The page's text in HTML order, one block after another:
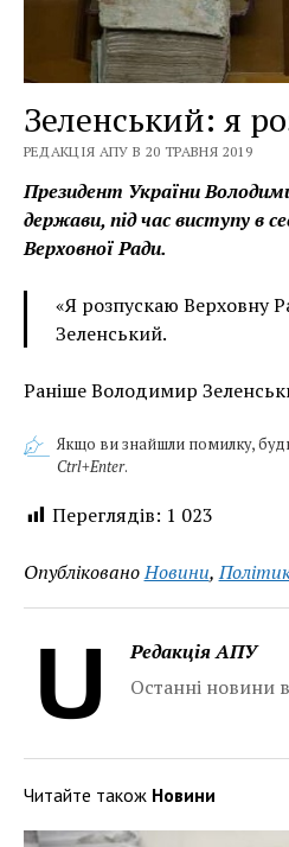
Зеленський: я
РЕДАКЦІЯ АПУ В 20 ТРАВНЯ 2019
Президент України
держави, під час виступу в
Верховної Ради.
«Я розпускаю Верховну
Зеленський.
Раніше Володимир
Якщо ви знайшли помилку, будь
Ctrl+Enter.
Переглядів: 1 023
ОпублікованоНовини,
Редакція АПУ
Останні новини в
Читайте також Новини